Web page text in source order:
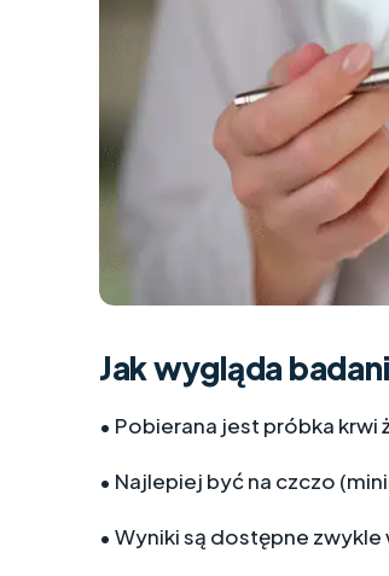
Jak wygląda
• Pobierana jest próbka krwi
• Najlepiej być na czczo
• Wyniki są dostępne